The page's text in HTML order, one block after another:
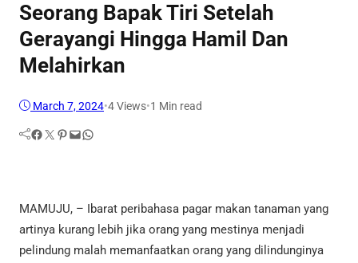
Seorang Bapak Tiri Setelah
Gerayangi Hingga Hamil Dan
Melahirkan
March 7, 2024•4Views•1 Min read
Facebook Twitter Pinterest Mail WhatsApp
MAMUJU, – Ibarat peribahasa pagar makan tanaman yang
artinya kurang lebih jika orang yang mestinya menjadi
pelindung malah memanfaatkan orang yang dilindunginya